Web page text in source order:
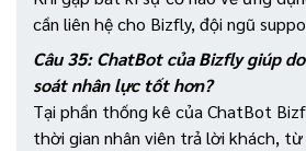
cần liên hệ cho Bizfly, đội ngũ
Câu 35: ChatBot của Bizfly giúp
soát nhân lực tốt hơn?
Tại phần thống kê của ChatBot
thời gian nhân viên trả lời khách,